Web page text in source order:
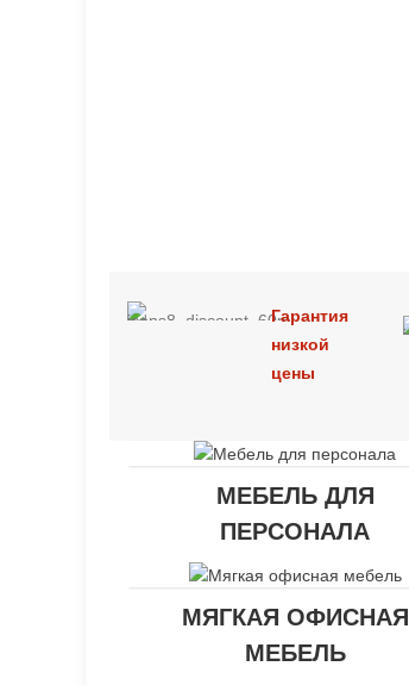
Гарантия
низкой
цены
МЕБЕЛЬ ДЛЯ
ПЕРСОНАЛА
МЯГКАЯ ОФИСНАЯ
МЕБЕЛЬ